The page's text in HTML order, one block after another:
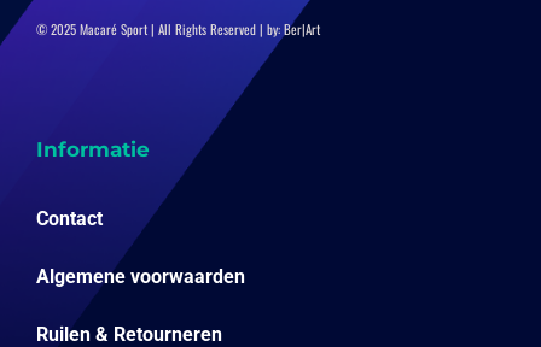
© 2025 Macaré Sport | All Rights Reserved | by:Ber|Art
Informatie
Contact
Algemene voorwaarden
Ruilen & Retourneren